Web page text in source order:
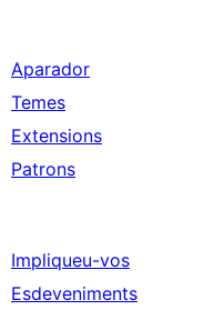
Aparador
Temes
Extensions
Patrons
Impliqueu-vos
Esdeveniments